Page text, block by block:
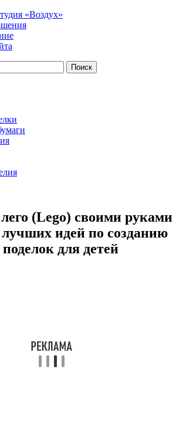
«Воздух»
(Lego) своими руками
идей по созданию
для детей